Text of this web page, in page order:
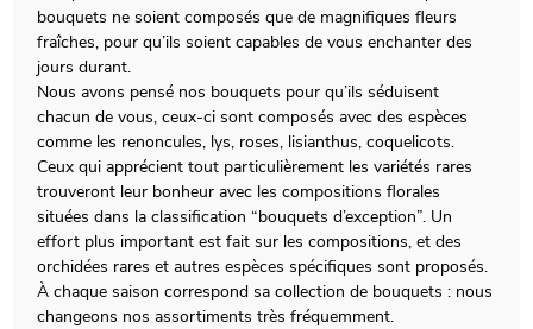
bouquets ne soient composés que de magnifiques fleurs
fraîches, pour qu’ils soient capables de vous enchanter des
jours durant.
Nous avons pensé nos bouquets pour qu’ils séduisent
chacun de vous, ceux-ci sont composés avec des espèces
comme les renoncules, lys, roses, lisianthus, coquelicots.
Ceux qui apprécient tout particulièrement les variétés rares
trouveront leur bonheur avec les compositions florales
situées dans la classification “bouquets d’exception”. Un
effort plus important est fait sur les compositions, et des
orchidées rares et autres espèces spécifiques sont proposés.
À chaque saison correspond sa collection de bouquets : nous
changeons nos assortiments très fréquemment.